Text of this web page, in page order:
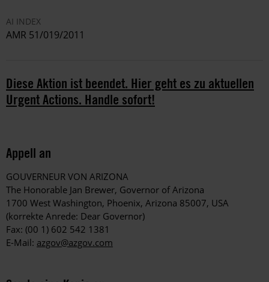
AI INDEX
AMR 51/019/2011
Diese Aktion ist beendet. Hier geht es zu aktuellen
Urgent Actions. Handle sofort!
Appell an
GOUVERNEUR VON ARIZONA
The Honorable Jan Brewer, Governor of Arizona
1700 West Washington, Phoenix, Arizona 85007, USA
(korrekte Anrede: Dear Governor)
Fax: (00 1) 602 542 1381
E-Mail: azgov@azgov.com